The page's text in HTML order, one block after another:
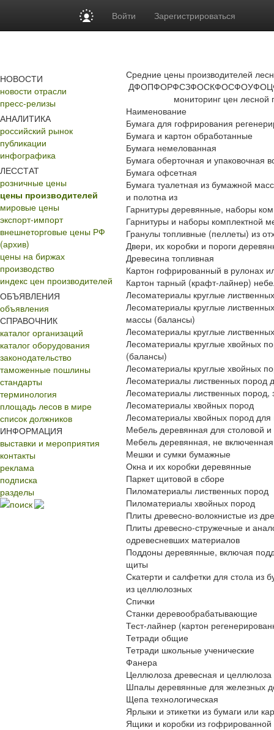
Войти Зарегистрироваться
НОВОСТИ
новости отрасли
пресс-релизы
АНАЛИТИКА
российский рынок
публикации
инфографика
ЛЕССТАТ
розничные цены
цены производителей
мировые цены
экспорт-импорт
внешнеторговые цены РФ
(архив)
цены на биржах
производство
индекс цен производителей
ОБЪЯВЛЕНИЯ
объявления
СПРАВОЧНИК
каталог организаций
каталог оборудования
законодательство
таможенные пошлины
стандарты
терминология
площадь лесов в мире
список должников
ИНФОРМАЦИЯ
выставки и мероприятия
контакты
реклама
подписка
разделы
поиск
Средние цены производителей
ДФОПФОРФСЗФОСКФОСФОУФО
мониторинг цен
Наименование
Бумага для гофрирования
Бумага и картон обработанные
Бумага немелованная
Бумага оберточная и упаковочная
Бумага офсетная
Бумага туалетная из бумажной
и полотна из
Гарнитуры деревянные, наборы
Гарнитуры и наборы комплектной
Гранулы топливные (пеллеты) из
Двери, их коробки и пороги
Древесина топливная
Картон гофрированный в рулонах
Картон тарный (крафт-лайнер)
Лесоматериалы круглые
Лесоматериалы круглые
массы (балансы)
Лесоматериалы круглые
Лесоматериалы круглые хвойных
(балансы)
Лесоматериалы круглые хвойных
Лесоматериалы лиственных пород
Лесоматериалы лиственных пород,
Лесоматериалы хвойных пород
Лесоматериалы хвойных пород для
Мебель деревянная для столовой и
Мебель деревянная, не включенная
Мешки и сумки бумажные
Окна и их коробки деревянные
Паркет щитовой в сборе
Пиломатериалы лиственных пород
Пиломатериалы хвойных пород
Плиты древесно-волокнистые из
Плиты древесно-стружечные и
одревесневших материалов
Поддоны деревянные, включая
щиты
Скатерти и салфетки для стола из
из целлюлозных
Спички
Станки деревообрабатывающие
Тест-лайнер (картон
Тетради общие
Тетради школьные ученические
Фанера
Целлюлоза древесная и целлюлоза
Шпалы деревянные для железных
Щепа технологическая
Ярлыки и этикетки из бумаги или
Ящики и коробки из